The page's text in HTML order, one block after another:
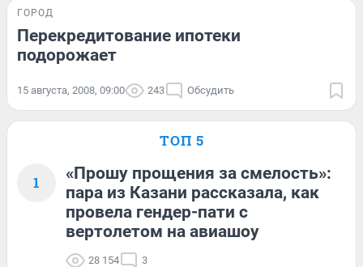
ГОРОД
Перекредитование ипотеки
подорожает
15 августа, 2008, 09:00 243 Обсудить
ТОП 5
1
«Прошу прощения за смелость»:
пара из Казани рассказала, как
провела гендер-пати с
вертолетом на авиашоу
28 154 3